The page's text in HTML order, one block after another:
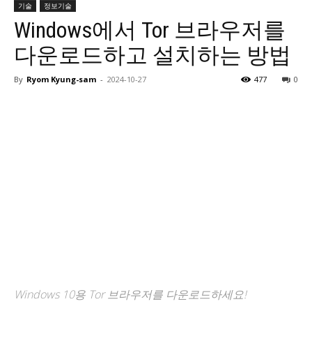
기술 정보기술
Windows에서 Tor 브라우저를
다운로드하고 설치하는 방법
By Ryom Kyung-sam - 2024-10-27 0
477
Windows 10용 Tor 브라우저를 다운로드하세요!